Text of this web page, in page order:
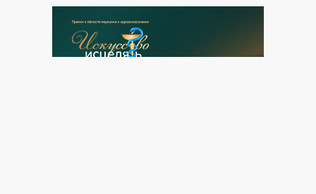
Здоровье
BORЩ